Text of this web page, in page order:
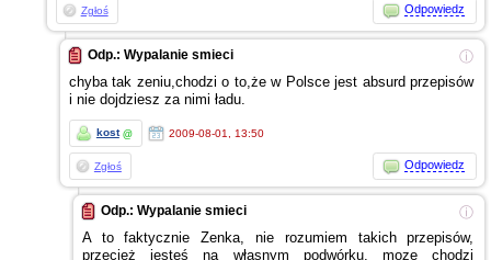
Zgłoś Odpowiedz
ⓘ
Odp.: Wypalanie smieci
chyba tak zeniu,chodzio to,że w Polscejest absurd przepisów
i niedojdziesz za nimi ładu.
kost @ 2009-08-01, 13:50
Zgłoś Odpowiedz
ⓘ
Odp.: Wypalanie smieci
A tofaktycznie Zenka, nie rozumiem takich przepisów,
przecież jesteś na własnym podwórku, moze chodzi